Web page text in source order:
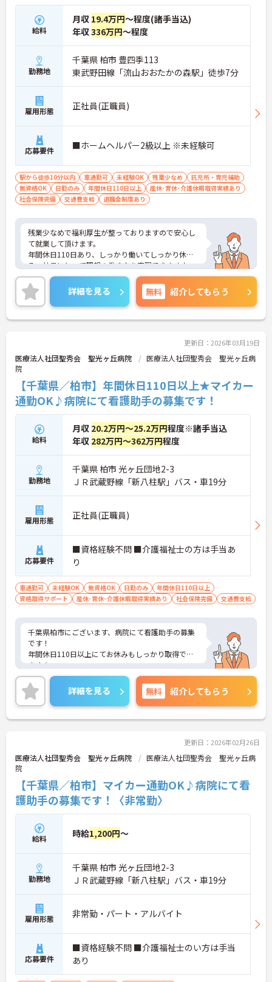
給料
月収 19.4万円～程度(諸手当込)
年収336万円～程度
勤務地
千葉県 柏市 豊四季113
東武野田線「流山おおたかの森駅」徒歩7分
雇用形態 正社員(正職員)
応募要件 ■ホームヘルパー2級以上 ※未経験可
駅から徒歩10分以内 車通勤可 未経験OK 残業少なめ
託児所・育児補助
無資格OK
日勤のみ 年間休日110日以上
産休･育休･介護休暇取得実績あり
社会保険完備
交通費支給 退職金制度あり
残業少なめで福利厚生が整っておりますので安心し
て就業して頂けます。
年間休日110日あり、しっかり働いてしっかり休め
る、社員にとって理想の働き方を実現できます♪
ご興味のある方はお気軽にお問い合わせ下さい。
詳細を見る 無料 紹介してもらう
更新日：2026年03月19日
医療法人社団聖秀会 聖光ヶ丘病院
医療法人社団聖秀会 聖光ヶ丘病
院
【千葉県／柏市】年間休日110日以上★マイカー
通勤OK♪病院にて看護助手の募集です！
給料
月収 20.2万円～25.2万円程度※諸手当込
年収 282万円～362万円程度
勤務地
千葉県 柏市 光ヶ丘団地2-3
ＪＲ武蔵野線「新八柱駅」バス・車19分
雇用形態 正社員(正職員)
応募要件
■資格経験不問 ■介護福祉士の方は手当あ
り
車通勤可 未経験OK 無資格OK 日勤のみ
年間休日110日以上
資格取得サポート
産休･育休･介護休暇取得実績あり 社会保険完備 交通費支給
千葉県柏市にございます、病院にて看護助手の募集
です！
年間休日110日以上にてお休みもしっかり取得でき
ます★
マイカー通勤OKなので、通勤も楽々♪
ご興味のある方は、マイナビ介護職までお問い合わ
せください。
詳細を見る 無料 紹介してもらう
更新日：2026年02月26日
医療法人社団聖秀会 聖光ヶ丘病院
医療法人社団聖秀会 聖光ヶ丘病
院
【千葉県／柏市】マイカー通勤OK♪病院にて看
護助手の募集です！〈非常勤〉
給料 時給1,200円～
勤務地
千葉県 柏市 光ヶ丘団地2-3
ＪＲ武蔵野線「新八柱駅」バス・車19分
雇用形態 非常勤・パート・アルバイト
応募要件
■資格経験不問 ■介護福祉士のい方は手当
あり